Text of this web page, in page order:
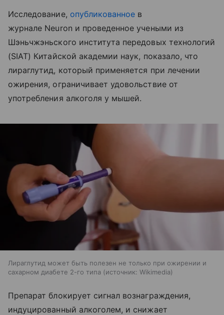
Исследование, опубликованное в
журнале Neuron и проведенное учеными из
Шэньчжэньского института передовых технологий
(SIAT) Китайской академии наук, показало, что
лираглутид, который применяется при лечении
ожирения, ограничивает удовольствие от
употребления алкоголя у мышей.
Лираглутид может быть полезен не только при ожирении и
сахарном диабете 2-го типа
источник: Wikimedia
Препарат блокирует сигнал вознаграждения,
индуцированный алкоголем, и снижает